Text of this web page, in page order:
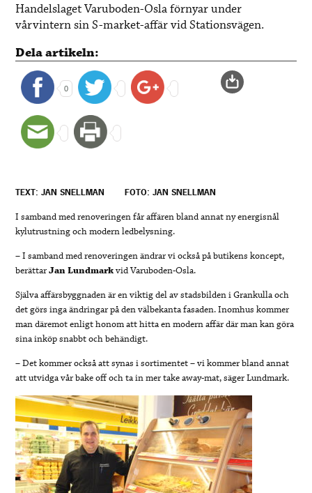
Handelslaget Varuboden-Osla förnyar under
vårvintern sin S-market-affär vid Stationsvägen.
Dela artikeln:
0
TEXT: JAN SNELLMAN FOTO: JAN SNELLMAN
I samband med renoveringen får affären bland annat ny energisnål
kylutrustning och modern ledbelysning.
– I samband med renoveringen ändrar vi också på butikens koncept,
berättarJan Lundmarkvid Varuboden-Osla.
Själva affärsbyggnaden är en viktig del av stadsbilden i Grankulla och
det görs inga ändringar på den välbekanta fasaden. Inomhus kommer
man däremot enligt honom att hitta en modern affär där man kan göra
sina inköp snabbt och behändigt.
– Det kommer också att synas i sortimentet – vi kommer bland annat
att utvidga vår bake off och ta in mer take away-mat, säger Lundmark.